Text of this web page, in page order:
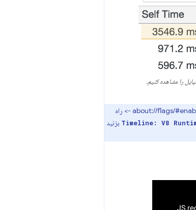
پشتیبانی از پنل عملکرد برای آمار تماس در زمان اجرا در حال حاضر آزمایشی است. برای فعال کردن، به آدرس about://flags/#enable-devtools-experiments -> راه
Timeline: V8 بزنید